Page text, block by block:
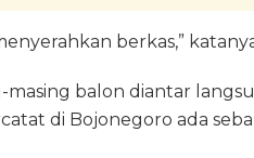
berkas,”
masing balon diantar
di Bojonegoro ada